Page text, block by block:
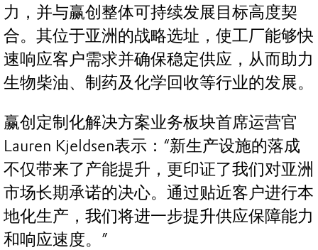
力，并与赢创整体可持续发展目标高度契
合。其位于亚洲的战略选址，使工厂能够快
速响应客户需求并确保稳定供应，从而助力
生物柴油、制药及化学回收等行业的发展。
赢创定制化解决方案业务板块首席运营官
Lauren Kjeldsen表示：“新生产设施的落成
不仅带来了产能提升，更印证了我们对亚洲
市场长期承诺的决心。通过贴近客户进行本
地化生产，我们将进一步提升供应保障能力
和响应速度。”